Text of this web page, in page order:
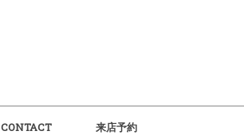
CONTACT 来店予約